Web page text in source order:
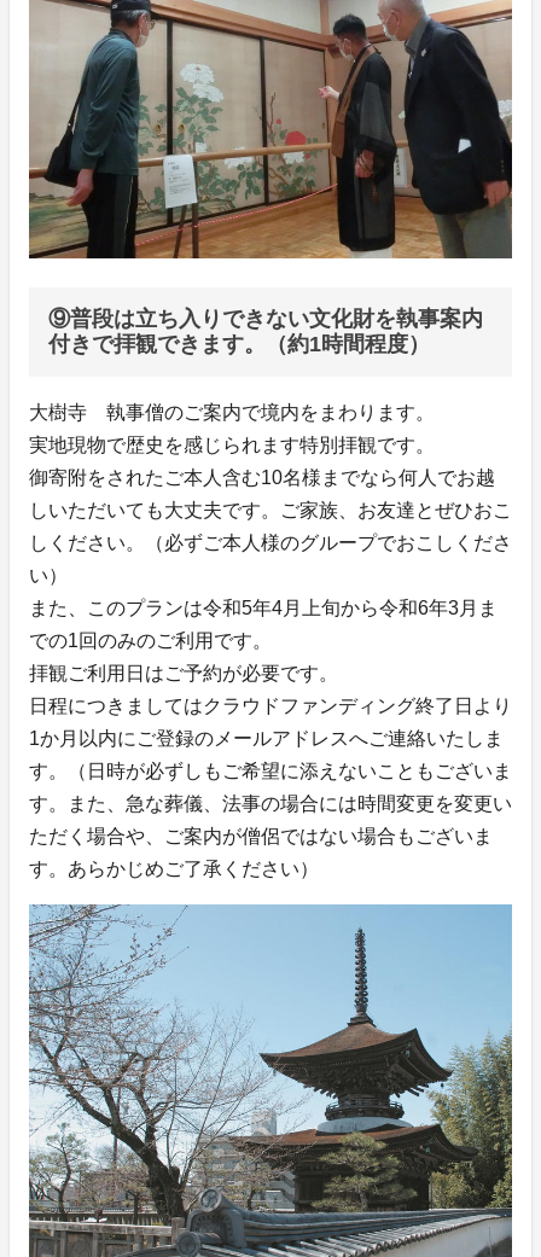
⑨普段は立ち入りできない文化財を執事案内
付きで拝観できます。（約1時間程度）
大樹寺 執事僧のご案内で境内をまわります。
実地現物で歴史を感じられます特別拝観です。
御寄附をされたご本人含む10名様までなら何人でお越
しいただいても大丈夫です。ご家族、お友達とぜひおこ
しください。（必ずご本人様のグループでおこしくださ
い）
また、このプランは令和5年4月上旬から令和6年3月ま
での1回のみのご利用です。
拝観ご利用日はご予約が必要です。
日程につきましてはクラウドファンディング終了日より
1か月以内にご登録のメールアドレスへご連絡いたしま
す。（日時が必ずしもご希望に添えないこともございま
す。また、急な葬儀、法事の場合には時間変更を変更い
ただく場合や、ご案内が僧侶ではない場合もございま
す。あらかじめご了承ください）